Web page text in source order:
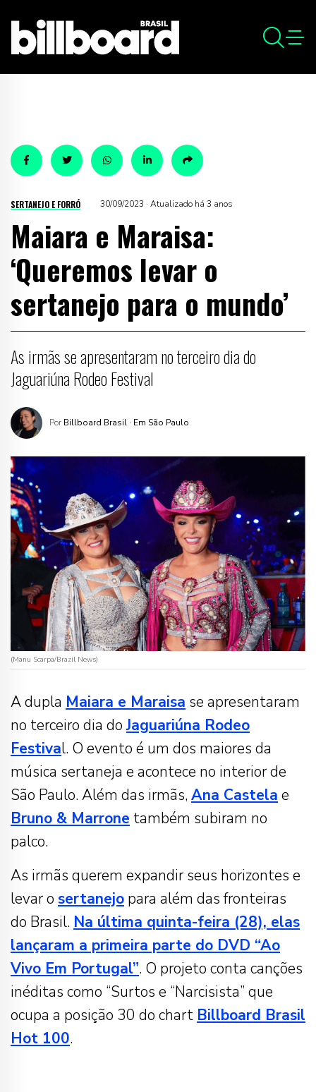
SERTANEJO E FORRÓ 30/09/2023 · Atualizado há 3 anos
Maiara e Maraisa:
‘Queremos levar o
sertanejo para o mundo’
As irmãs se apresentaram no terceiro dia do
Jaguariúna Rodeo Festival
Por Billboard Brasil · Em São Paulo
(Manu Scarpa/Brazil News)
A dupla Maiara e Maraisa se apresentaram
no terceiro dia doJaguariúna Rodeo
Festival. O evento é um dos maiores da
música sertaneja e acontece no interior de
São Paulo. Além das irmãs, Ana Castela e
Bruno & Marrone também subiram no
palco.
As irmãs querem expandir seus horizontes e
levar o sertanejo para além das fronteiras
do Brasil. Na última quinta-feira (28), elas
lançaram a primeira parte do DVD “Ao
Vivo Em Portugal”. O projeto conta canções
inéditas como “Surtos e “Narcisista” que
ocupa a posição 30 do chart Billboard Brasil
Hot 100.